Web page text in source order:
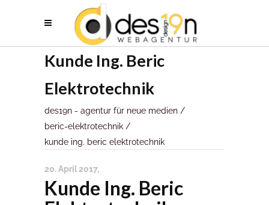
Kunde Ing. Beric
Elektrotechnik
des19n - agentur für neue medien /
beric-elektrotechnik /
kunde ing. beric elektrotechnik
20. April 2017
Kunde Ing. Beric